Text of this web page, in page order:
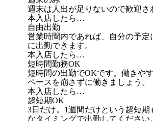
週末は人出が足りないので歓迎さ
本入店したら…
自由出勤
営業時間内であれば、自分の予定
に出勤できます。
本入店したら…
短時間勤務OK
短時間の出勤でOKです。働きや
ペースを崩さずに働きましょう。
本入店したら…
超短期OK
3日だけ。1週間だけという超短期
なタイミングで出勤してください